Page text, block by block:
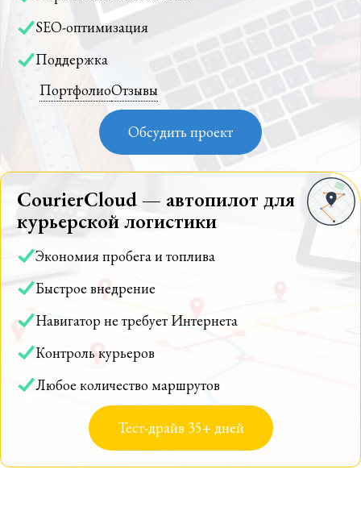
SEO-оптимизация
Поддержка
ПортфолиоОтзывы
Обсудить проект
CourierCloud — автопилот для
курьерской логистики
Экономия пробега и топлива
Быстрое внедрение
Навигатор не требует Интернета
Контроль курьеров
Любое количество маршрутов
Тест-драйв 35+ дней